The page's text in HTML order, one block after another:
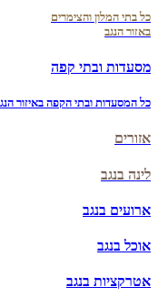
כל בתי המלון והצימרים
באזור הנגב
מסעדות ובתי קפה
כל המסעדות ובתי הקפה באיזור
אזורים
לינה בנגב
ארועים בנגב
אוכל בנגב
אטרקציות בנגב